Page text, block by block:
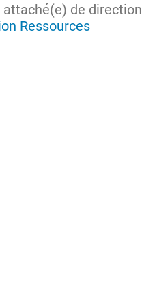
de direction
Ressources